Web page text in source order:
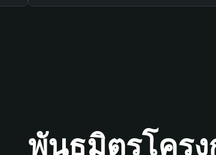
พันธมิตรโครง